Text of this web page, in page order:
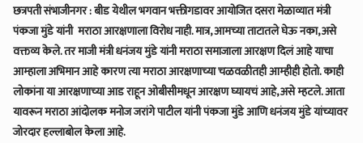
छत्रपती संभाजीनगर : बीड येथील भगवान भक्तीगडावर आयोजित दसरा मेळाव्यात मंत्री
पंकजा मुंडे यांनी मराठा आरक्षणाला विरोध नाही. मात्र, आमच्या ताटातले घेऊ नका, असे
वक्तव्य केले. तर माजी मंत्री धनंजय मुंडे यांनी मराठा समाजाला आरक्षण दिलं आहे याचा
आम्हाला अभिमान आहे कारण त्या मराठा आरक्षणाच्या चळवळीतही आम्हीही होतो. काही
लोकांना या आरक्षणाच्या आड राहून ओबीसीमधून आरक्षण घ्यायचं आहे, असे म्हटले. आता
यावरून मराठा आंदोलक मनोज जरांगे पाटील यांनी पंकजा मुंडे आणि धनंजय मुंडे यांच्यावर
जोरदार हल्लाबोल केला आहे.